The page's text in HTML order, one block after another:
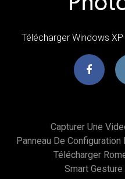
Télécharger Windows
Capturer Une
Panneau De
Télécharger
Smart